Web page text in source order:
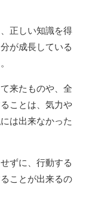
正しい知識を得
が成長している
来たものや、全
ことは、気力や
は出来なかった
ずに、行動する
ことが出来るの